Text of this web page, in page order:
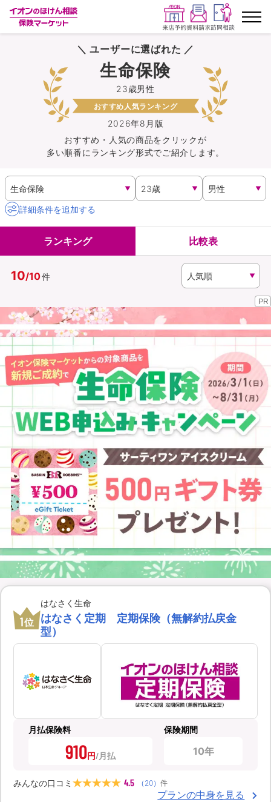
ランキングから探す
保険を比較する
保険会社から探す
イオンカード会員さま専用保険
キャンペーン一覧
イオングループ従業員さま向け
資料請求
（無料）
訪問相談
イオンカード会員さま専用保険
＼ ユーザーに選ばれた ／
2026年8月版
23歳男性
生命保険
おすすめ人気ランキング
おすすめ・人気の商品をクリックが
多い順番にランキング形式でご紹介します。
詳細条件を追加する
ランキング 比較表
10/10件
PR
1位
はなさく生命
はなさく定期 定期保険（無解約払戻金
型）
月払保険料
910円
保険期間
10年
みんなの口コミ 4.5 （ 20） 件
プランの中身を見る